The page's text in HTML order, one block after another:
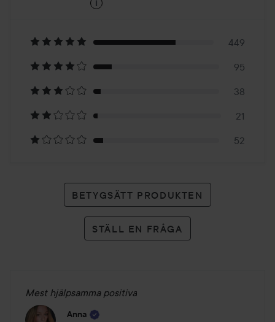
Baserat
på
655
betyg
i
449
95
38
21
52
BETYGSÄTT PRODUKTEN
STÄLL EN FRÅGA
Mest hjälpsamma positiva
Anna